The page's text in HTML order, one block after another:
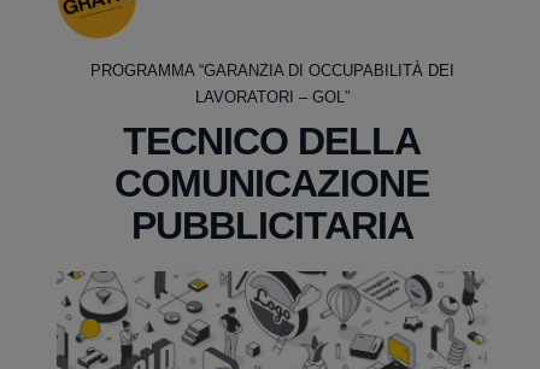
PROGRAMMA “GARANZIA DI OCCUPABILITÀ DEI
LAVORATORI – GOL”
TECNICO DELLA
COMUNICAZIONE
PUBBLICITARIA